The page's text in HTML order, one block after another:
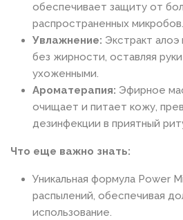
обеспечивает защиту от
распространенных микробов.
Увлажнение: Экстракт
без жирности, оставляя
ухоженными.
Ароматерапия: Эфирное
очищает и питает кожу,
дезинфекции в приятный
Что еще важно знать:
Уникальная формула Power
распылений, обеспечивая
использование.